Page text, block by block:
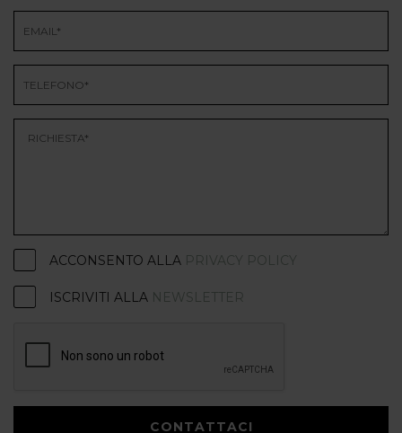
ACCONSENTO ALLA PRIVACY POLICY
ISCRIVITI ALLA NEWSLETTER
CONTATTACI